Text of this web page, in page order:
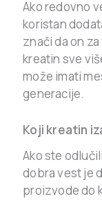
Ako redovno
koristan
znači da on
kreatin sve
može imati
generacije.
Koji kreatin
Ako ste
dobra vest je
proizvode do